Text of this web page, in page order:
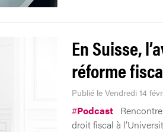
En Suisse,
réforme
Publié le Vendredi 14
#Podcast
droit fiscal à